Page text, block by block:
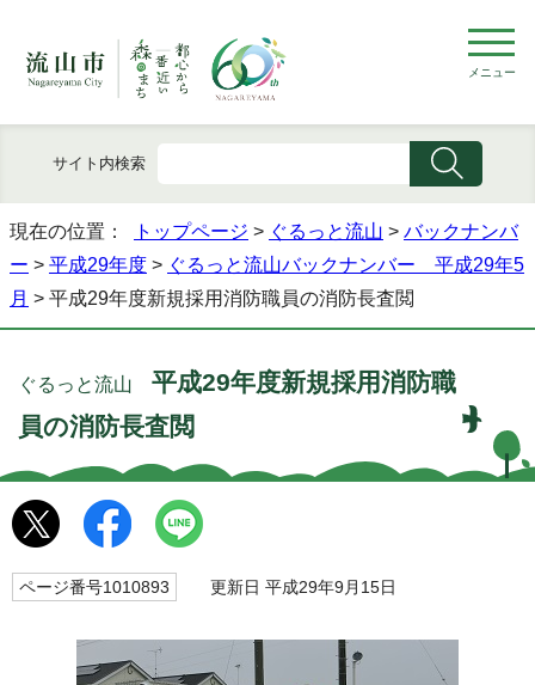
メニュー
サイト内検索
現在の位置： トップページ > ぐるっと流山 > バックナンバ
ー > 平成29年度 > ぐるっと流山バックナンバー 平成29年5
月 > 平成29年度新規採用消防職員の消防長査閲
ぐるっと流山 平成29年度新規採用消防職
員の消防長査閲
ページ番号1010893 更新日 平成29年9月15日